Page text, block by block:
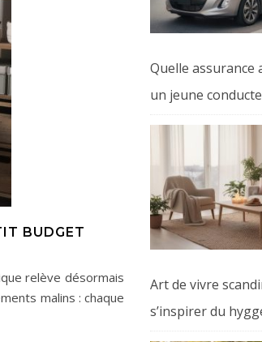
BUDGET
relève désormais
malins : chaque
Quelle
un jeune
Art de vivre
s’inspirer du